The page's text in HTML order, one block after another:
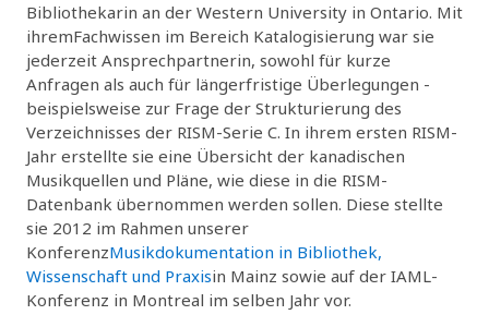
Bibliothekarin an der Western University in Ontario. Mit
ihremFachwissen im Bereich Katalogisierung war sie
jederzeit Ansprechpartnerin, sowohl für kurze
Anfragen als auch für längerfristige Überlegungen -
beispielsweise zur Frage der Strukturierung des
Verzeichnisses der RISM-Serie C. In ihrem ersten RISM-
Jahr erstellte sie eine Übersicht der kanadischen
Musikquellen und Pläne, wie diese in die RISM-
Datenbank übernommen werden sollen. Diese stellte
sie 2012 im Rahmen unserer
KonferenzMusikdokumentation in Bibliothek,
Wissenschaft und Praxisin Mainz sowie auf der IAML-
Konferenz in Montreal im selben Jahr vor.